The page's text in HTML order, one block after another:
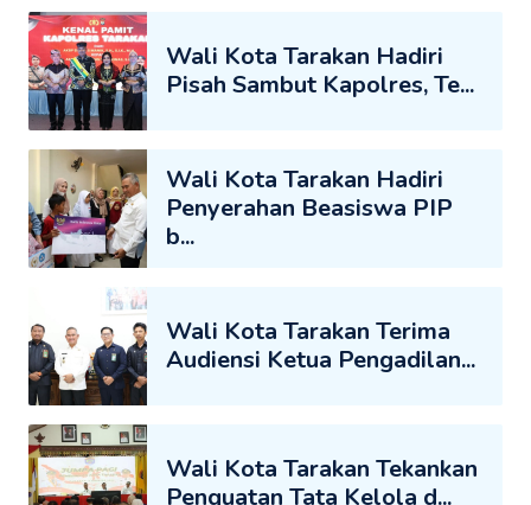
Wali Kota Tarakan Hadiri
Pisah Sambut Kapolres, Te...
Wali Kota Tarakan Hadiri
Penyerahan Beasiswa PIP
b...
Wali Kota Tarakan Terima
Audiensi Ketua Pengadilan...
Wali Kota Tarakan Tekankan
Penguatan Tata Kelola d...